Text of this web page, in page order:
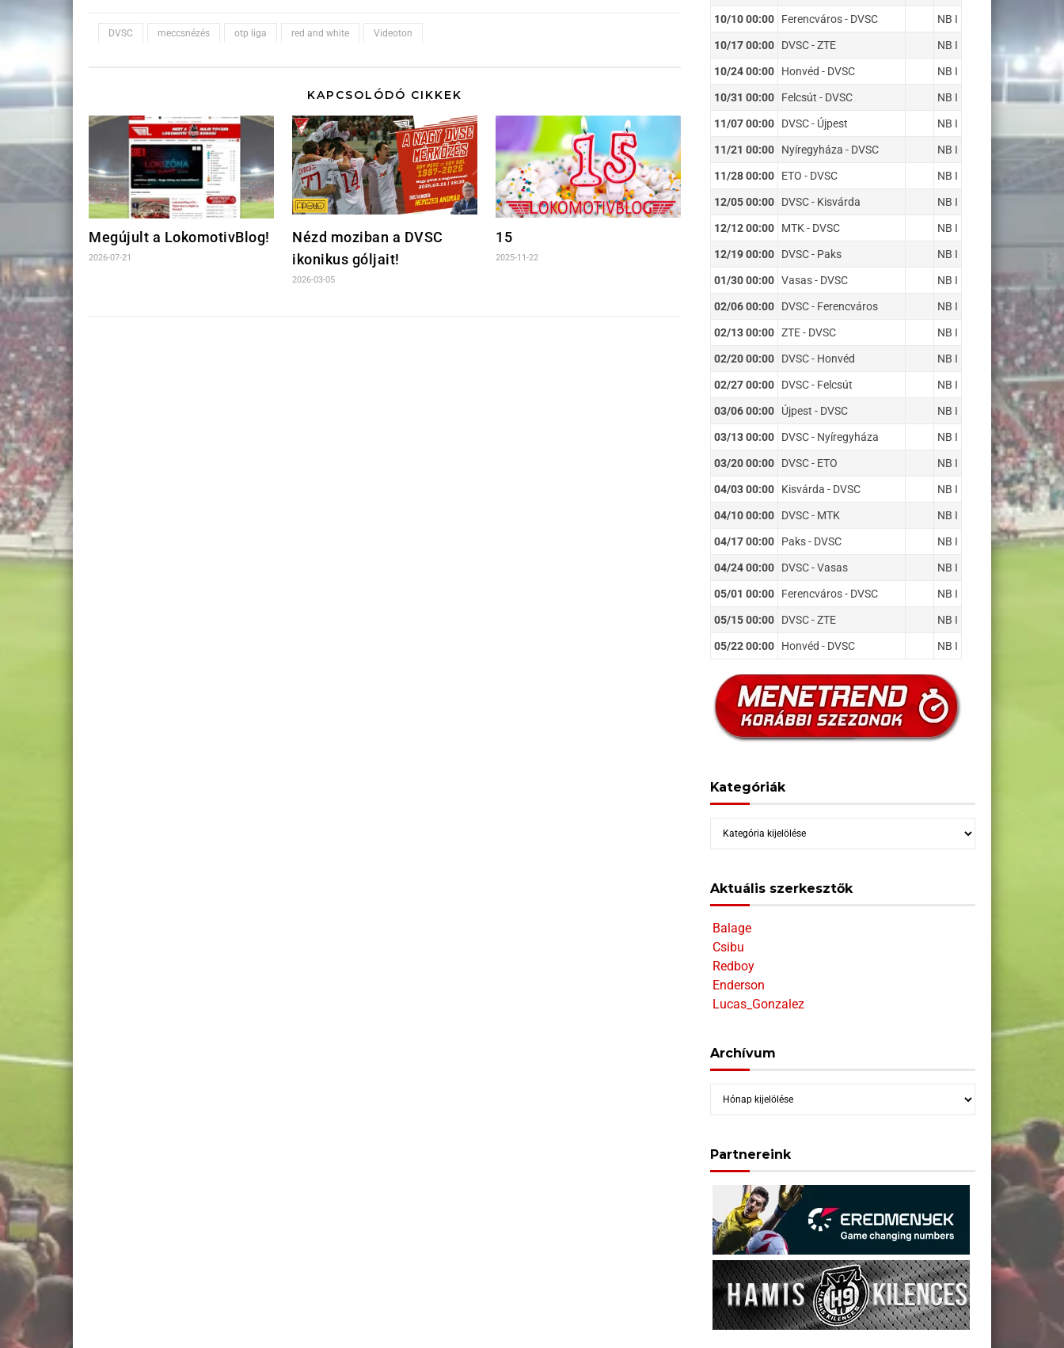
DVSC meccsnézés otp liga red and white Videoton
KAPCSOLÓDÓ CIKKEK
Megújult a LokomotivBlog!
2026-07-21
Nézd moziban a DVSC
ikonikus góljait!
2026-03-05
15
2025-11-22
10/10 00:00 Ferencváros - DVSC NB I
10/17 00:00 DVSC - ZTE NB I
10/24 00:00 Honvéd - DVSC NB I
10/31 00:00 Felcsút - DVSC NB I
11/07 00:00 DVSC - Újpest NB I
11/21 00:00 Nyíregyháza - DVSC NB I
11/28 00:00 ETO - DVSC NB I
12/05 00:00 DVSC - Kisvárda NB I
12/12 00:00 MTK - DVSC NB I
12/19 00:00 DVSC - Paks NB I
01/30 00:00 Vasas - DVSC NB I
02/06 00:00 DVSC - Ferencváros NB I
02/13 00:00 ZTE - DVSC NB I
02/20 00:00 DVSC - Honvéd NB I
02/27 00:00 DVSC - Felcsút NB I
03/06 00:00 Újpest - DVSC NB I
03/13 00:00 DVSC - Nyíregyháza NB I
03/20 00:00 DVSC - ETO NB I
04/03 00:00 Kisvárda - DVSC NB I
04/10 00:00 DVSC - MTK NB I
04/17 00:00 Paks - DVSC NB I
04/24 00:00 DVSC - Vasas NB I
05/01 00:00 Ferencváros - DVSC NB I
05/15 00:00 DVSC - ZTE NB I
05/22 00:00 Honvéd - DVSC NB I
Kategóriák
Kategóriák
Aktuális szerkesztők
Balage
Csibu
Redboy
Enderson
Lucas_Gonzalez
Archívum
Archívum
Partnereink